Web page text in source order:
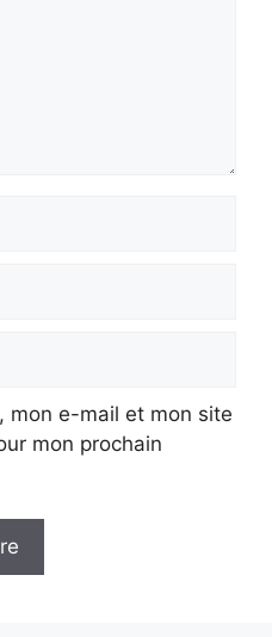
mon e-mail et mon site
mon prochain